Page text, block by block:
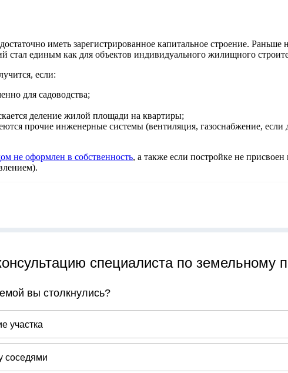
иметь зарегистрированное капитальное строение.
стал единым как для объектов индивидуального жилищного
если:
для садоводства;
деление жилой площади на квартиры;
прочие инженерные системы (вентиляция, газоснабжение, если
не оформлен в собственность, а также если постройке не присвоен